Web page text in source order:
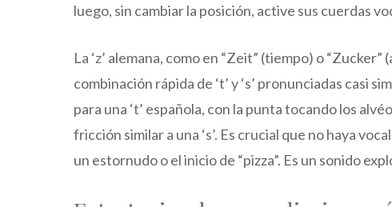
luego, sin cambiar la posición, active sus cuerdas
La ‘z’ alemana, como en “Zeit” (tiempo) o
combinación rápida de ‘t’ y ‘s’ pronunciadas casi
para una ‘t’ española, con la punta tocando los
fricción similar a una ‘s’. Es crucial que no haya
un estornudo o el inicio de “pizza”. Es un sonido